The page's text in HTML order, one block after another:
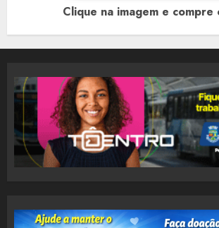
Clique na imagem e compre